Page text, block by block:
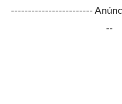
------------------------
--